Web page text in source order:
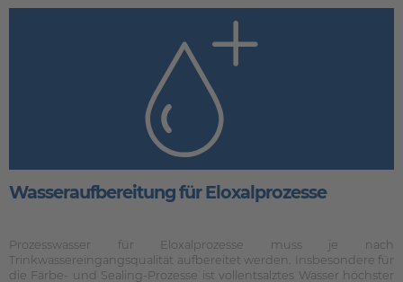
Wasseraufbereitung für Eloxalprozesse
Prozesswasser für Eloxalprozesse muss je nach
Trinkwassereingangsqualität aufbereitet werden. Insbesondere für
die Färbe- und Sealing-Prozesse ist vollentsalztes Wasser höchster